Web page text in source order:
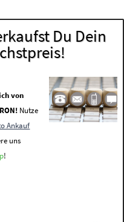
Du Dein
von
Nutze
Ankauf
uns
!